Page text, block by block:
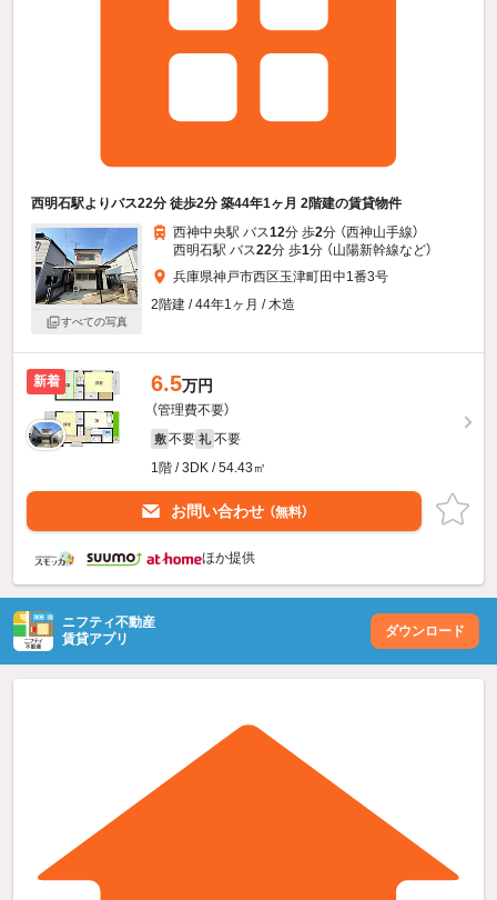
西明石駅よりバス22分 徒歩2分 築44年1ヶ月 2階建の賃貸物件
すべての写真
西神中央駅 バス12分 歩2分 （西神山手線）
西明石駅 バス22分 歩1分 （山陽新幹線など）
兵庫県神戸市西区玉津町田中1番3号
2階建 / 44年1ヶ月 / 木造
新着 6.5万円
（管理費不要）
敷 不要 礼 不要
1階 / 3DK / 54.43㎡
お問い合わせ （無料）
ほか提供
ニフティ不動産
賃貸アプリ
ダウンロード